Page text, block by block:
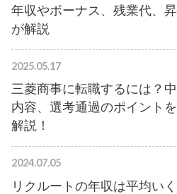
年収やボーナス、残業代、
が解説
2025.05.17
三菱商事に転職するには？
内容、選考通過のポイント
解説！
2024.07.05
リクルートの年収は平均い